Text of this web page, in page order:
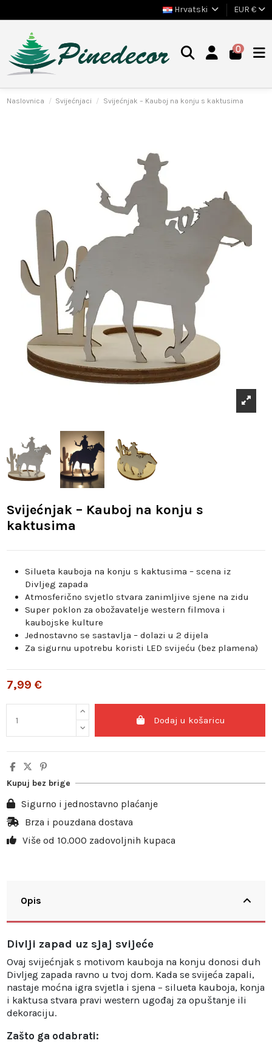
Hrvatski EUR €
0
Naslovnica Svijećnjaci Svijećnjak – Kauboj na konju s kaktusima
Svijećnjak – Kauboj na konju s
kaktusima
Silueta kauboja na konju s kaktusima – scena iz
Divljeg zapada
Atmosferično svjetlo stvara zanimljive sjene na zidu
Super poklon za obožavatelje western filmova i
kaubojske kulture
Jednostavno se sastavlja – dolazi u 2 dijela
Za sigurnu upotrebu koristi LED svijeću (bez plamena)
7,99 €
Dodaj u košaricu
Kupuj bez brige
Sigurno i jednostavno plaćanje
Brza i pouzdana dostava
Više od 10.000 zadovoljnih kupaca
Opis
Divlji zapad uz sjaj svijeće
Ovaj svijećnjak s motivom kauboja na konju donosi duh
Divljeg zapada ravno u tvoj dom. Kada se svijeća zapali,
nastaje moćna igra svjetla i sjena – silueta kauboja, konja
i kaktusa stvara pravi western ugođaj za opuštanje ili
dekoraciju.
Zašto ga odabrati: